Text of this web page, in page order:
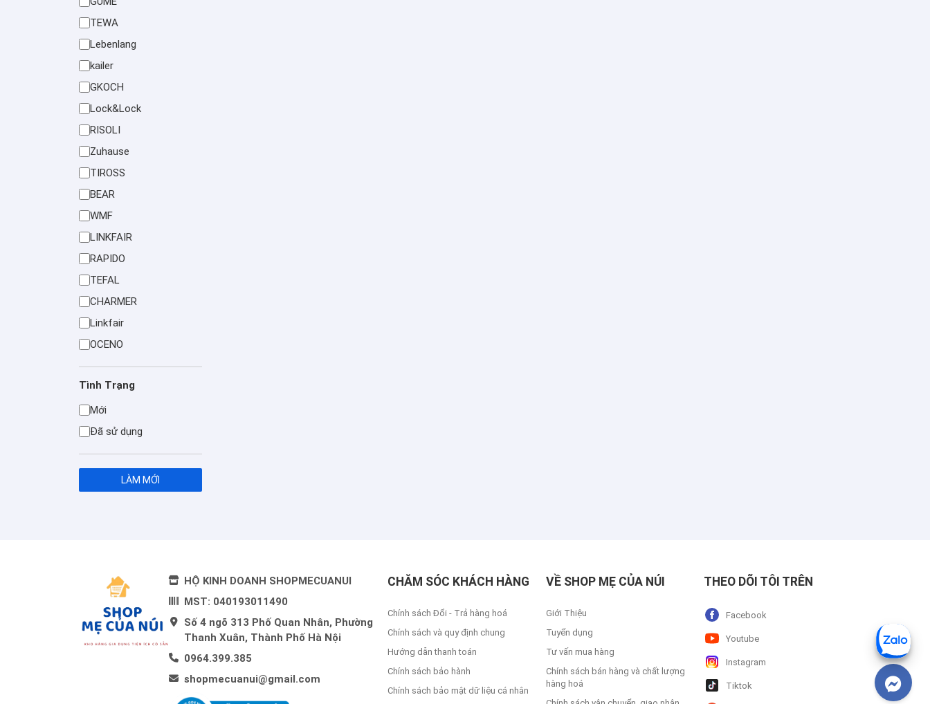
TEWA
Lebenlang
kailer
GKOCH
Lock&Lock
RISOLI
Zuhause
TIROSS
BEAR
WMF
LINKFAIR
RAPIDO
TEFAL
CHARMER
Linkfair
OCENO
Tình Trạng
Mới
Đã sử dụng
LÀM MỚI
HỘ KINH DOANH SHOPMECUANUI
MST: 040193011490
Số 4 ngõ 313 Phố Quan Nhân, Phường
Thanh Xuân, Thành Phố Hà Nội
0964.399.385
shopmecuanui@gmail.com
CHĂM SÓC KHÁCH HÀNG
Chính sách Đổi - Trả hàng hoá
Chính sách và quy định chung
Hướng dẫn thanh toán
Chính sách bảo hành
Chính sách bảo mật dữ liệu cá nhân
VỀ SHOP MẸ CỦA NÚI
Giới Thiệu
Tuyển dụng
Tư vấn mua hàng
Chính sách bán hàng và chất lượng
hàng hoá
THEO DÕI TÔI TRÊN
Facebook
Youtube
Instagram
Tiktok